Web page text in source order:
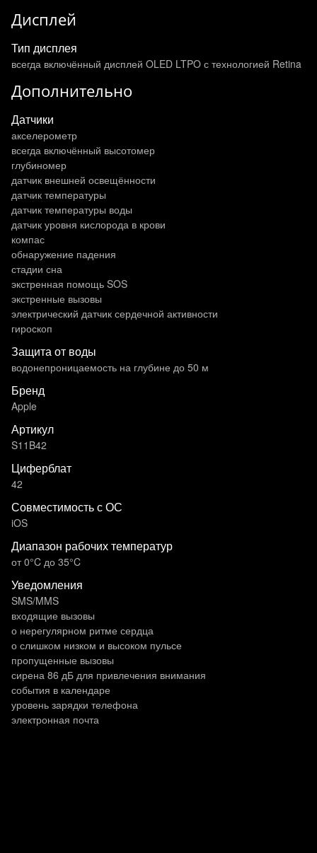
Дисплей
Тип дисплея
всегда включённый дисплей OLED LTPO с технологией Retina
Дополнительно
Датчики
акселерометр
всегда включённый высотомер
глубиномер
датчик внешней освещённости
датчик температуры
датчик температуры воды
датчик уровня кислорода в крови
компас
обнаружение падения
стадии сна
экстренная помощь SOS
экстренные вызовы
электрический датчик сердечной активности
гироскоп
Защита от воды
водонепроницаемость на глубине до 50 м
Бренд
Apple
Артикул
S11B42
Циферблат
42
Совместимость с ОС
iOS
Диапазон рабочих температур
от 0°C до 35°C
Уведомления
SMS/MMS
входящие вызовы
о нерегулярном ритме сердца
о слишком низком и высоком пульсе
пропущенные вызовы
сирена 86 дБ для привлечения внимания
события в календаре
уровень зарядки телефона
электронная почта